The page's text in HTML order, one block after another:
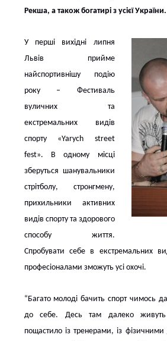
Рекша, а також богатирі з усієї України.
У перші вихідні липня
Львів прийме
найспортивнішу подію
року – Фестиваль
вуличних та
екстремальних видів
спорту «Yarych street
fest». В одному місці
зберуться шанувальники
стрітболу, стронгмену,
прихильники активних
видів спорту та здорового
способу життя.
Спробувати себе в екстремальних
професіоналами зможуть усі охочі.
“Багато молоді бачить спорт чимось
до себе. Десь там далеко живуть
пощастило із тренерами, із